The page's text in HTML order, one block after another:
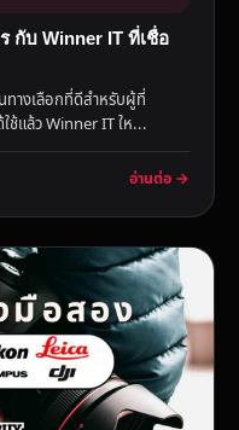
กับ Winner IT ที่เชื่อ
ทางเลือกที่ดีสำหรับผู้ที่
ช้แล้ว Winner IT ให...
อ่านต่อ →